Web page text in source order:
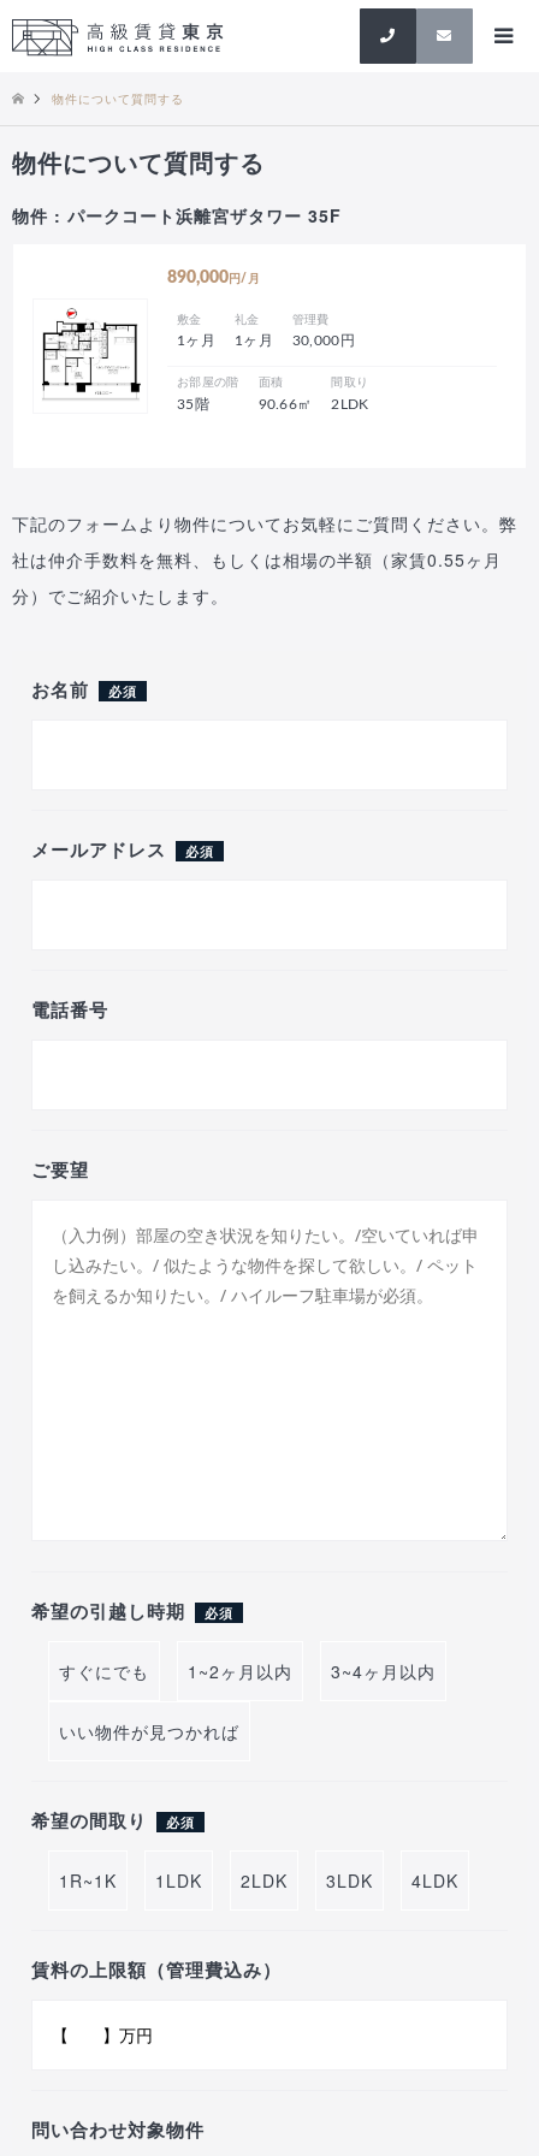
検索
物件について質問する
物件について質問する
物件 : パークコート浜離宮ザタワー 35F
890,000 円/月
敷金
1ヶ月
礼金
1ヶ月
管理費
30,000円
お部屋の階
35階
面積
90.66㎡
間取り
2LDK
下記のフォームより物件についてお気軽にご質問ください。弊
社は仲介手数料を無料、もしくは相場の半額（家賃0.55ヶ月
分）でご紹介いたします。
お名前 必須
メールアドレス 必須
電話番号
ご要望
希望の引越し時期 必須
すぐにでも 1~2ヶ月以内 3~4ヶ月以内
いい物件が見つかれば
希望の間取り 必須
1R~1K 1LDK 2LDK 3LDK 4LDK
賃料の上限額（管理費込み）
問い合わせ対象物件